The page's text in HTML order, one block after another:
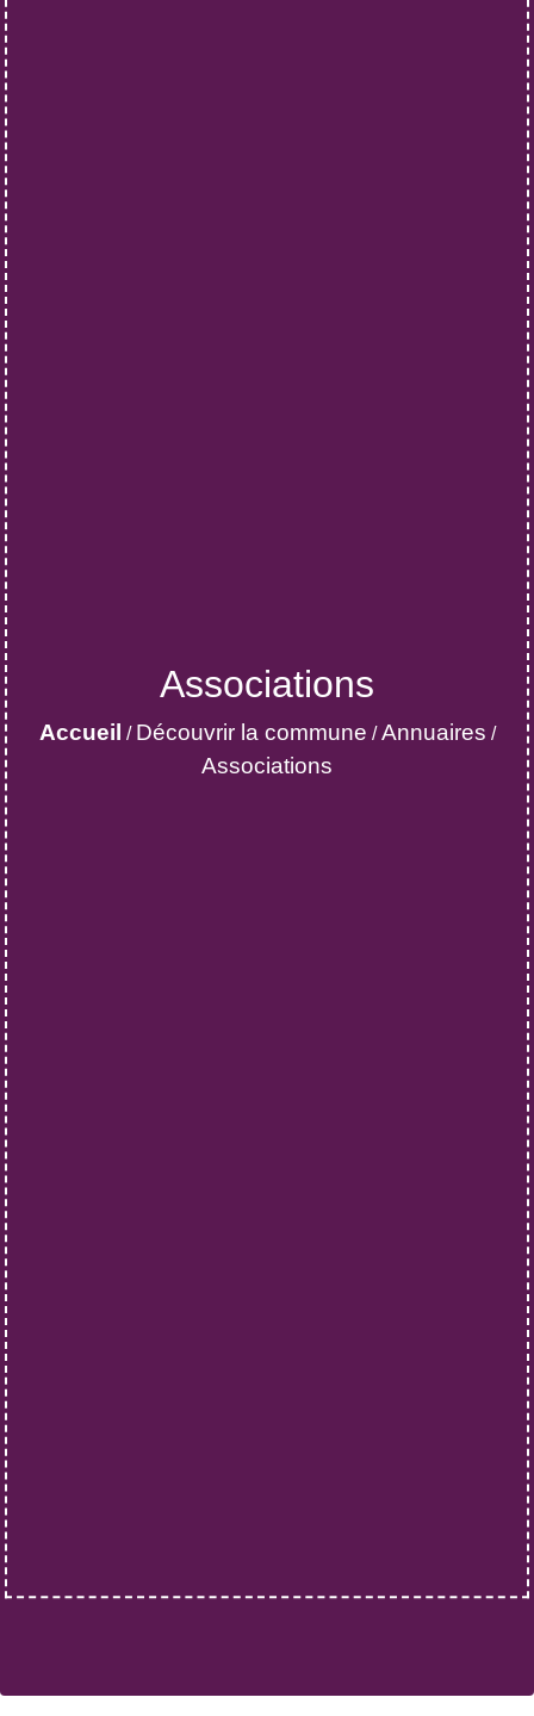
Associations
Accueil / Découvrir la commune /Annuaires /
Associations